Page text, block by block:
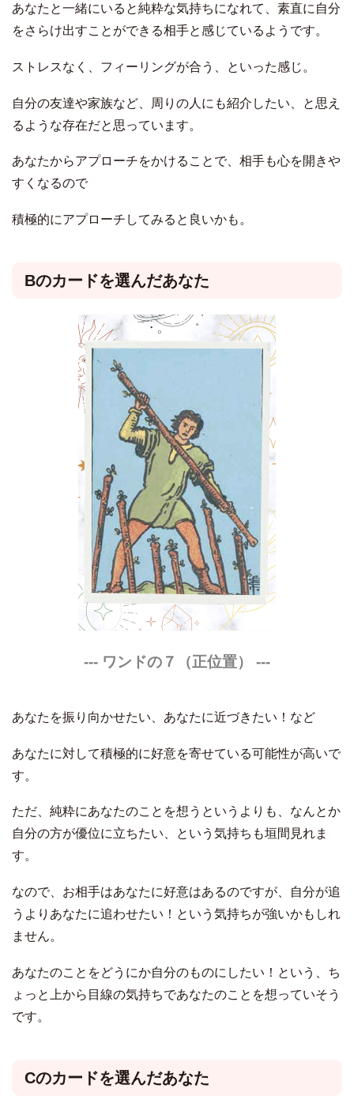
あなたと一緒にいると純粋な気持ちになれて、素直に自分
をさらけ出すことができる相手と感じているようです。
ストレスなく、フィーリングが合う、といった感じ。
自分の友達や家族など、周りの人にも紹介したい、と思え
るような存在だと思っています。
あなたからアプローチをかけることで、相手も心を開きや
すくなるので
積極的にアプローチしてみると良いかも。
Bのカードを選んだあなた
--- ワンドの７（正位置） ---
あなたを振り向かせたい、あなたに近づきたい！など
あなたに対して積極的に好意を寄せている可能性が高いで
す。
ただ、純粋にあなたのことを想うというよりも、なんとか
自分の方が優位に立ちたい、という気持ちも垣間見れま
す。
なので、お相手はあなたに好意はあるのですが、自分が追
うよりあなたに追わせたい！という気持ちが強いかもしれ
ません。
あなたのことをどうにか自分のものにしたい！という、ち
ょっと上から目線の気持ちであなたのことを想っていそう
です。
Cのカードを選んだあなた